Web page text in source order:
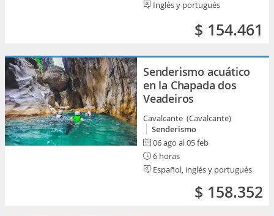
Inglés y portugués
$ 154.461
Senderismo acuático
en la Chapada dos
Veadeiros
Cavalcante (Cavalcante)
Senderismo
06 ago al 05 feb
6 horas
Español, inglés y portugués
$ 158.352